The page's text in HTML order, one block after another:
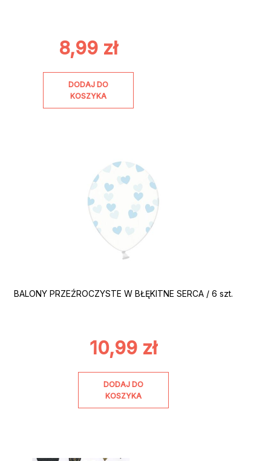
8,99 zł
DODAJ DO
KOSZYKA
BALONY PRZEŹROCZYSTE W BŁĘKITNE SERCA / 6 szt.
10,99 zł
DODAJ DO
KOSZYKA